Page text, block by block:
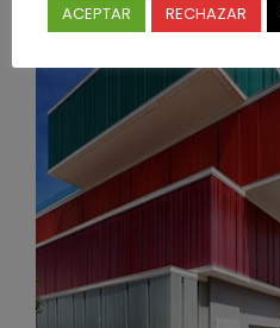
ACEPTAR RECHAZAR